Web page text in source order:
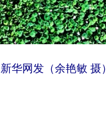
华网发（余艳敏 摄）